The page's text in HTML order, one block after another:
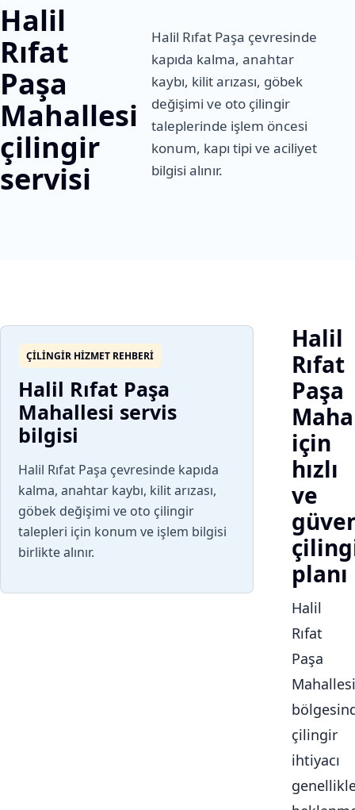
Halil
Rıfat
Paşa
Mahallesi
çilingir
servisi
Halil Rıfat Paşa çevresinde
kapıda kalma, anahtar
kaybı, kilit arızası, göbek
değişimi ve oto çilingir
taleplerinde işlem öncesi
konum, kapı tipi ve aciliyet
bilgisi alınır.
ÇILINGIR HIZMET REHBERI
Halil Rıfat Paşa
Mahallesi servis
bilgisi
Halil Rıfat Paşa çevresinde kapıda
kalma, anahtar kaybı, kilit arızası,
göbek değişimi ve oto çilingir
talepleri için konum ve işlem bilgisi
birlikte alınır.
Halil
Rıfat
Paşa
için
hızlı
ve
planı
Halil
Rıfat
Paşa
Mahallesi
çilingir
ihtiyacı